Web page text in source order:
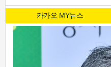
카카오 MY뉴스